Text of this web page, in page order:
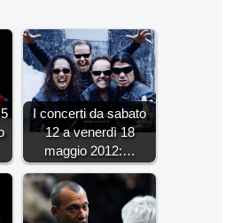
I concerti da sabato
12 a venerdì 18
maggio 2012:…